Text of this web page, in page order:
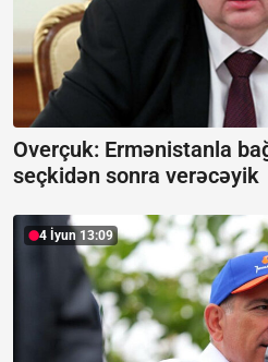
Overçuk: Ermənistanla
seçkidən sonra verəcəyik
4 İyun 13:09